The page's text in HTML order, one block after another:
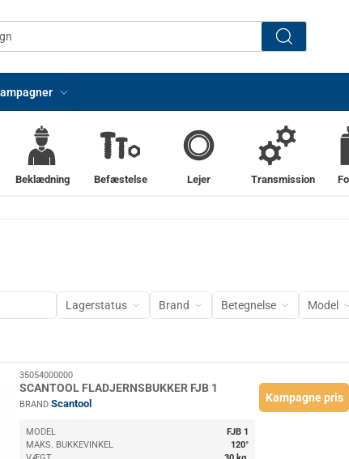
Beklædning Befæstelse Lejer Transmission
Lagerstatus Brand Betegnelse Model
Kampagne pris
35054000000
SCANTOOL FLADJERNSBUKKER FJB 1
BRANDScantool
MODEL
FJB 1
MAKS. BUKKEVINKEL
120°